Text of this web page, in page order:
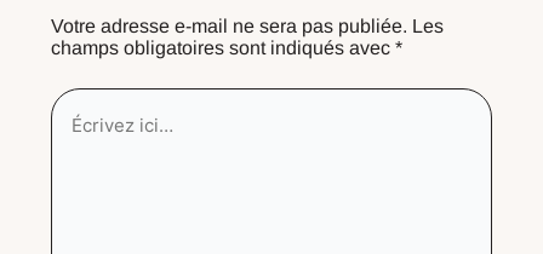
Votre adresse e-mail ne sera pas publiée. Les
champs obligatoires sont indiqués avec*
Écrivez
ici…